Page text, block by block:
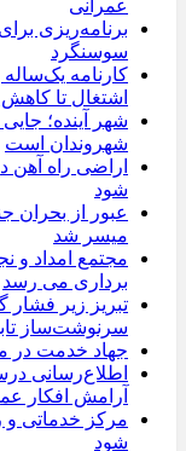
عمرانی
برنامه‌ریزی
سوسنگرد
کارنامه
اشتغال تا
شهر آینده؛
شهروندان است
اراضی راه
شود
عبور از بحران
میسر شد
مجتمع امداد و
‌برداری می‌ رسد
تبریز زیر
سرنوشت‌ساز
جهاد خدمت در
اطلاع‌رسانی
آرامش افکار
مرکز خدماتی و
شود